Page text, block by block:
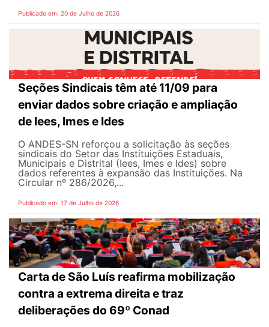
Publicado em: 20 de Julho de 2026
Seções Sindicais têm até 11/09 para
enviar dados sobre criação e ampliação
de Iees, Imes e Ides
O ANDES-SN reforçou a solicitação às seções
sindicais do Setor das Instituições Estaduais,
Municipais e Distrital (Iees, Imes e Ides) sobre
dados referentes à expansão das Instituições. Na
Circular nº 286/2026,...
Publicado em: 17 de Julho de 2026
Carta de São Luís reafirma mobilização
contra a extrema direita e traz
deliberações do 69º Conad